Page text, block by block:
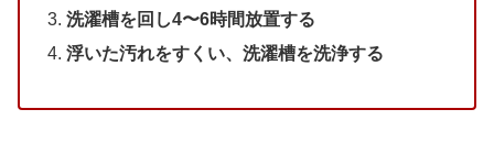
洗濯槽を回し4〜6時間放置する
浮いた汚れをすくい、洗濯槽を洗浄する